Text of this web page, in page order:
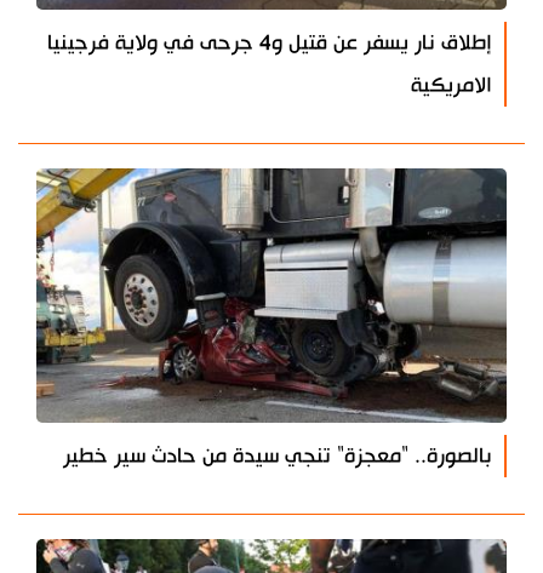
إطلاق نار يسفر عن قتيل و4 جرحى في ولاية فرجينيا
الامريكية
بالصورة.. "معجزة" تنجي سيدة من حادث سير خطير